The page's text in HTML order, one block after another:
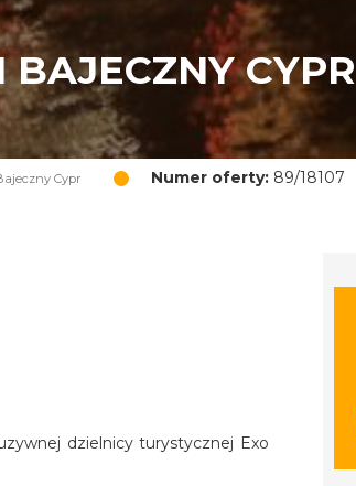
CYPR
Cypr Numer oferty: 89/18107
dzielnicy turystycznej Exo